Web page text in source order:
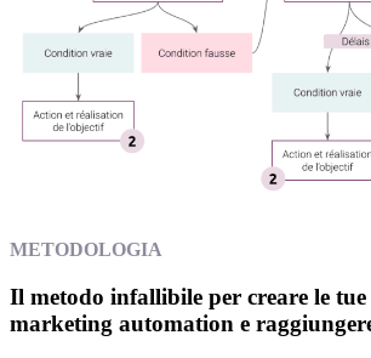
METODOLOGIA
Il metodo infallibile per creare le tue
marketing automation e